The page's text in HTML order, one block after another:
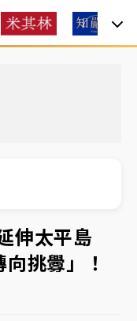
雨 今晚、明天影
置車輛最高罰
伸太平島
挑釁」！